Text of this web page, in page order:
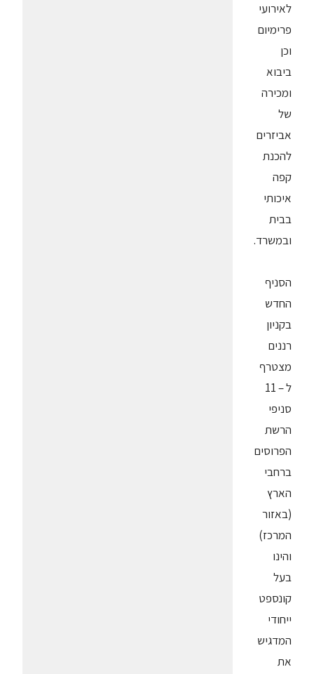
לאירועי
פרימיום
וכן
ביבוא
ומכירה
של
אביזרים
להכנת
קפה
איכותי
בבית
ובמשרד.
הסניף
החדש
בקניון
רננים
מצטרף
ל – 11
סניפי
הרשת
הפרוסים
ברחבי
הארץ
(באזור
המרכז)
והינו
בעל
קונספט
ייחודי
המדגיש
את